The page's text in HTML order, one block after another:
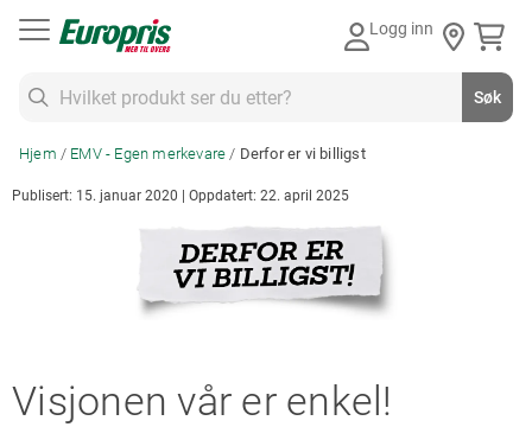
Logg inn
Søk
Hjem EMV - Egen merkevare Derfor er vi billigst
Publisert: 15. januar 2020 | Oppdatert: 22. april 2025
Visjonen vår er enkel!